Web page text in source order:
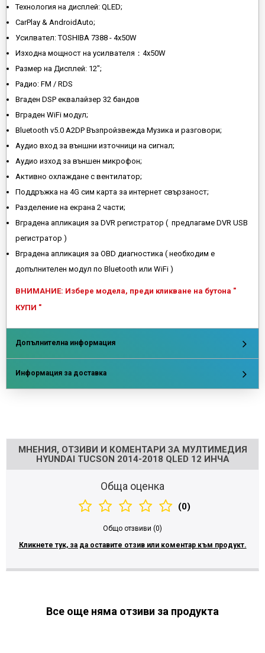
Технология на дисплей: QLED;
CarPlay & AndroidAuto;
Усилвател: TOSHIBA 7388 - 4x50W
Изходна мощност на усилвателя：4x50W
Размер на Дисплей: 12";
Радио: FM / RDS
Вгаден DSP еквалайзер 32 бандов
Вграден WiFi модул;
Bluetooth v5.0 A2DP Възпройзвежда Музика и разговори;
Аудио вход за външни източници на сигнал;
Аудио изход за външен микрофон;
Активно охлаждане с вентилатор;
Поддръжка на 4G сим карта за интернет свързаност;
Разделение на екрана 2 части;
Вградена апликация за DVR регистратор ( предлагаме DVR USB
регистратор )
Вградена апликация за OBD диагностика ( необходим е
допълнителен модул по Bluetooth или WiFi )
ВНИМАНИЕ: Избере модела, преди кликване на бутона "
КУПИ "
Допълнителна информация
Информация за доставка
МНЕНИЯ, ОТЗИВИ И КОМЕНТАРИ ЗА МУЛТИМЕДИЯ
HYUNDAI TUCSON 2014-2018 QLED 12 ИНЧА
Обща оценка
(0)
Общо отзвиви (0)
Кликнете тук, за да оставите отзив или коментар към продукт.
Все още няма отзиви за продукта